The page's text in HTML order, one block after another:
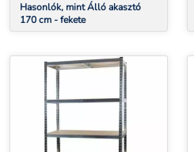
Hasonlók, mint Álló akasztó
170 cm - fekete